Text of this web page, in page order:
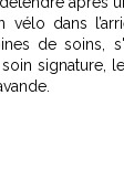
dans
de soins,
signature,